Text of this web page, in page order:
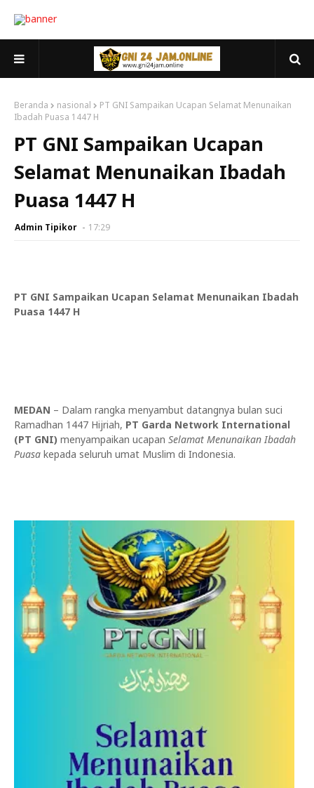
Beranda nasional
PT GNI Sampaikan Ucapan Selamat Menunaikan
Ibadah Puasa 1447 H
PT GNI Sampaikan Ucapan
Selamat Menunaikan Ibadah
Puasa 1447 H
Admin Tipikor 17:29
PT GNI Sampaikan Ucapan Selamat Menunaikan Ibadah
Puasa 1447 H
MEDAN – Dalam rangka menyambut datangnya bulan suci
Ramadhan 1447 Hijriah, PT Garda Network International
(PT GNI) menyampaikan ucapan Selamat Menunaikan Ibadah
Puasa kepada seluruh umat Muslim di Indonesia.